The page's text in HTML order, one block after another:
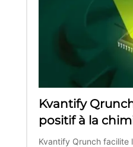
Kvantify
positif à la
Kvantify Qrunch facilite